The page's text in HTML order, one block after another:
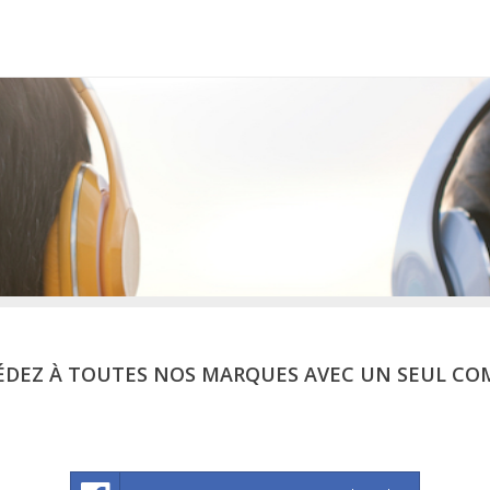
À TOUTES NOS MARQUES AVEC UN SEUL